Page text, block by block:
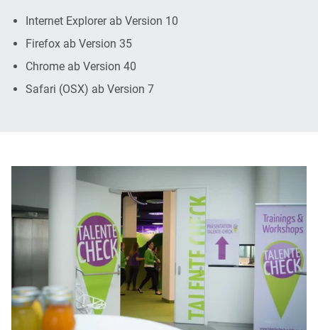
Internet Explorer ab Version 10
Firefox ab Version 35
Chrome ab Version 40
Safari (OSX) ab Version 7